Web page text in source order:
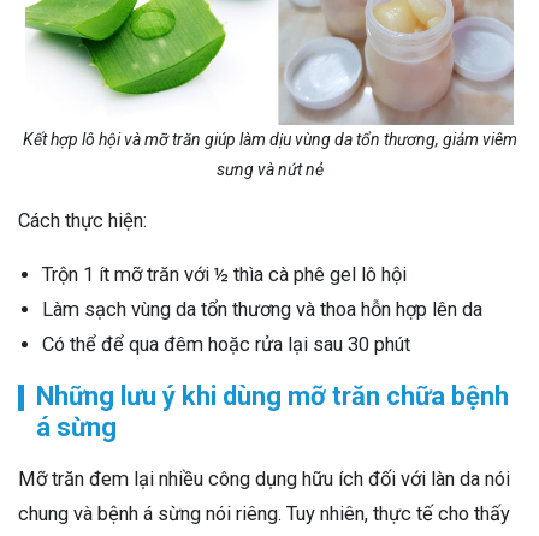
Kết hợp lô hội và mỡ trăn giúp làm dịu vùng da tổn thương, giảm viêm
sưng và nứt nẻ
Cách thực hiện:
Trộn 1 ít mỡ trăn với ½ thìa cà phê gel lô hội
Làm sạch vùng da tổn thương và thoa hỗn hợp lên da
Có thể để qua đêm hoặc rửa lại sau 30 phút
Những lưu ý khi dùng mỡ trăn chữa bệnh
á sừng
Mỡ trăn đem lại nhiều công dụng hữu ích đối với làn da nói
chung và bệnh á sừng nói riêng. Tuy nhiên, thực tế cho thấy